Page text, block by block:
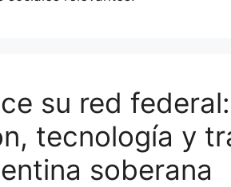
su red
tecnología y
soberana